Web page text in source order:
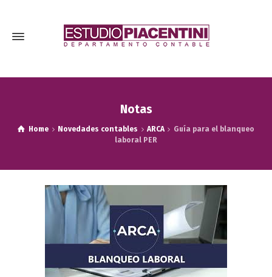
Notas
Home Novedades contables ARCA
Guía para el blanqueo
laboral PER